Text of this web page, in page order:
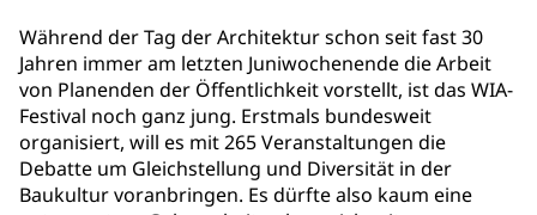
Während der Tag der Architektur schon seit fast 30
Jahren immer am letzten Juniwochenende die Arbeit
von Planenden der Öffentlichkeit vorstellt, ist das WIA-
Festival noch ganz jung. Erstmals bundesweit
organisiert, will es mit 265 Veranstaltungen die
Debatte um Gleichstellung und Diversität in der
Baukultur voranbringen. Es dürfte also kaum eine